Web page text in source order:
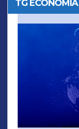
TG ECONOMIA